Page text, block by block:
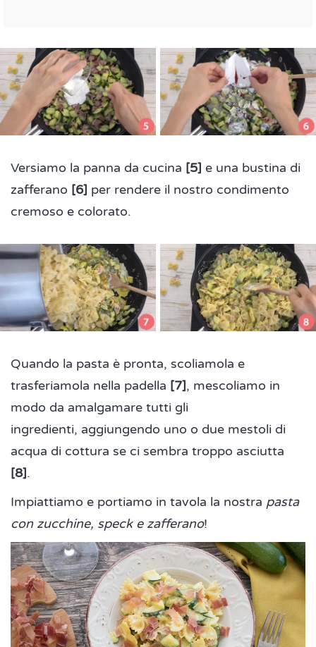
Versiamo la panna da cucina [5] e una bustina di
zafferano [6] per rendere il nostro condimento
cremoso e colorato.
Quando la pasta è pronta, scoliamola e
trasferiamola nella padella [7], mescoliamo in
modo da amalgamare tutti gli
ingredienti, aggiungendo uno o due mestoli di
acqua di cottura se ci sembra troppo asciutta
[8].
Impiattiamo e portiamo in tavola la nostra pasta
con zucchine, speck e zafferano!